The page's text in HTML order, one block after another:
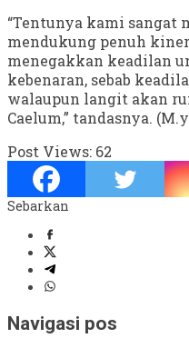
“Tentunya kami sangat
mendukung penuh
menegakkan keadilan
kebenaran, sebab
walaupun langit akan
Caelum,” tandasnya.
Post Views: 62
Sebarkan
Navigasi pos